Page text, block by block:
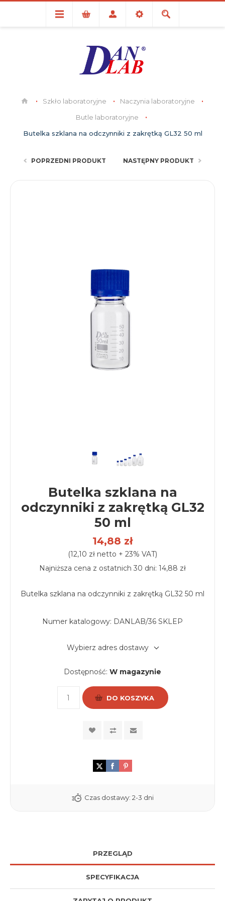
Szkło laboratoryjne
Naczynia laboratoryjne
Butle laboratoryjne
Butelka szklana na odczynniki z zakrętką GL32 50 ml
POPRZEDNI PRODUKT NASTĘPNY PRODUKT
Butelka szklana na
odczynniki z zakrętką GL32
50 ml
14,88 zł
(12,10 zł netto + 23% VAT)
Najniższa cena z ostatnich 30 dni: 14,88 zł
Butelka szklana na odczynniki z zakrętką GL32 50 ml
Numer katalogowy: DANLAB/36 SKLEP
Wybierz adres dostawy
Dostępność: W magazynie
DO KOSZYKA
Czas dostawy: 2-3 dni
PRZEGLĄD
SPECYFIKACJA